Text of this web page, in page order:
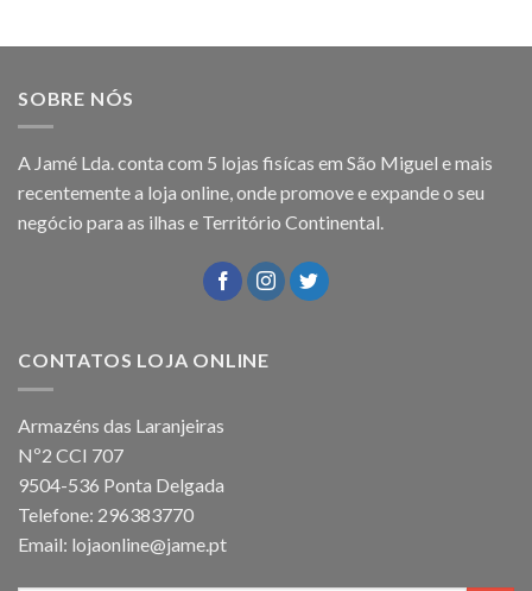
SOBRE NÓS
A Jamé Lda. conta com 5 lojas fisícas em São Miguel e mais
recentemente a loja online, onde promove e expande o seu
negócio para as ilhas e Território Continental.
CONTATOS LOJA ONLINE
Armazéns das Laranjeiras
Nº2 CCI 707
9504-536 Ponta Delgada
Telefone: 296383770
Email: lojaonline@jame.pt